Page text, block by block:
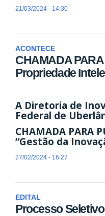
21/03/2024 - 14:30
ACONTECE
CHAMADA
Propriedade
A Diretoria de
Federal de
CHAMADA PARA
“Gestão da
27/02/2024 - 16:27
EDITAL
Processo